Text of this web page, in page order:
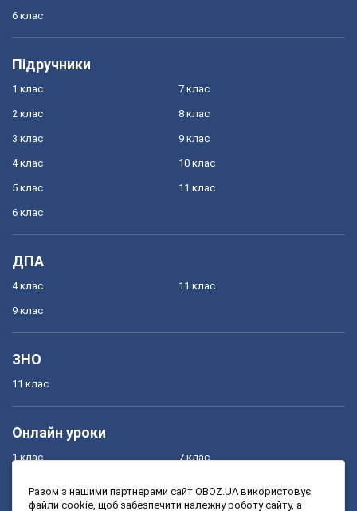
6 клас
Підручники
1 клас
2 клас
3 клас
4 клас
5 клас
6 клас
7 клас
8 клас
9 клас
10 клас
11 клас
ДПА
4 клас
9 клас
11 клас
ЗНО
11 клас
Онлайн уроки
1 клас
3 клас
7 клас
9 клас
Разом з нашими партнерами сайт OBOZ.UA використовує
файли cookie, щоб забезпечити належну роботу сайту, а